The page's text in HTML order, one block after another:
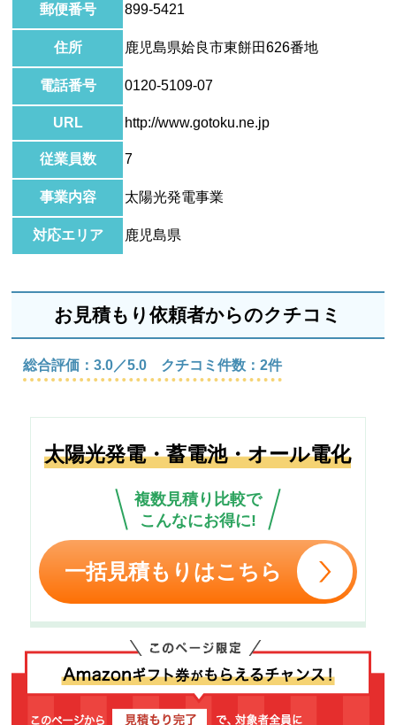
郵便番号 899-5421
住所 鹿児島県姶良市東餅田626番地
電話番号 0120-5109-07
URL http://www.gotoku.ne.jp
従業員数 7
事業内容 太陽光発電事業
対応エリア 鹿児島県
お見積もり依頼者からのクチコミ
総合評価：3.0／5.0 クチコミ件数：2件
太陽光発電・蓄電池・オール電化
複数見積り比較で
こんなにお得に!
一括見積もりはこちら